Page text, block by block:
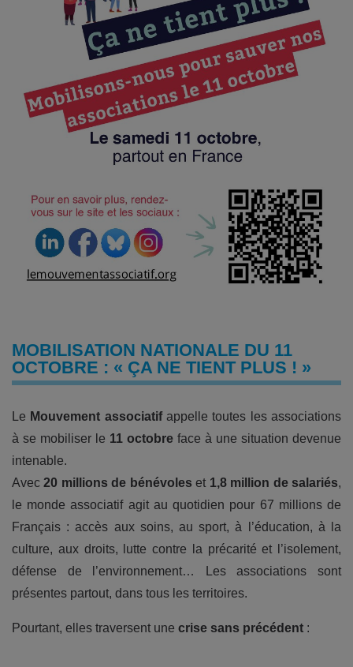
MOBILISATION NATIONALE DU 11
OCTOBRE : « ÇA NE TIENT PLUS ! »
Le Mouvement associatifappelle toutes les associations
à se mobiliser le 11 octobre face à une situation devenue
intenable.
Avec20 millions de bénévoles et 1,8 million de salariés,
le monde associatif agit au quotidien pour 67 millions de
Français : accès aux soins, au sport, à l’éducation, à la
culture, aux droits, lutte contre la précarité et l’isolement,
défense de l’environnement… Les associations sont
présentes partout, dans tous les territoires.
Pourtant, elles traversent une crise sans précédent :